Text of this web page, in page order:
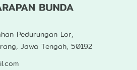
Pedurungan Lor,
Jawa Tengah, 50192